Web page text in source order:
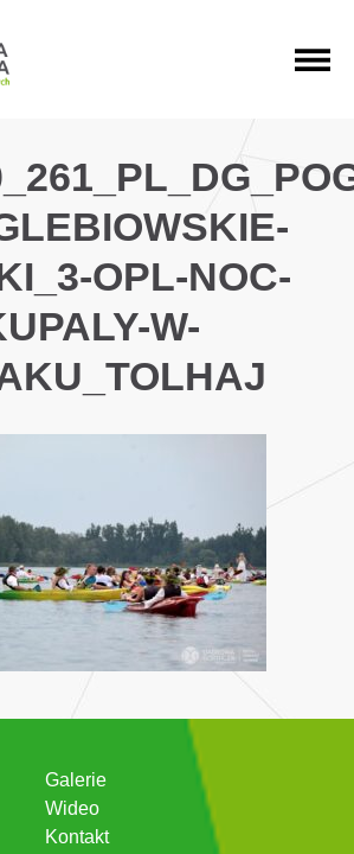
GŁÓWNEGO
OPL-NOC-
W-
Galerie
Wideo
Kontakt